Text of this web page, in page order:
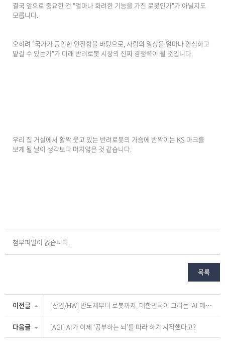
결국 앞으로 중요한 건 "얼마나 화려한 기능을 가진 로봇인가"가 아닐지도
모릅니다.
오히려 "국가가 공인한 안전함을 바탕으로, 사람의 일상을 얼마나 안심하고
맡길 수 있는가"가 미래 반려로봇 시장의 진짜 경쟁력이 될 것입니다.
우리 집 거실에서 활짝 웃고 있는 반려로봇의 가슴에 반짝이는 KS 마크를
보게 될 날이 생각보다 머지않은 것 같습니다.
첨부파일이 없습니다.
목록
이전글 [산업/HW] 반도체부터 로봇까지, 대한민국이 그리는 ‘AI 메가프로젝트’의 청사진?
다음글 [AGI] AI가 이제 ‘공부하는 뇌’를 따라 하기 시작했다고?